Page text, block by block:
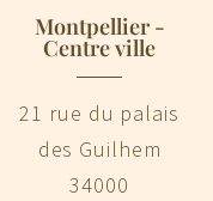
Montpellier -
Centre ville
21 rue du palais
des Guilhem
34000